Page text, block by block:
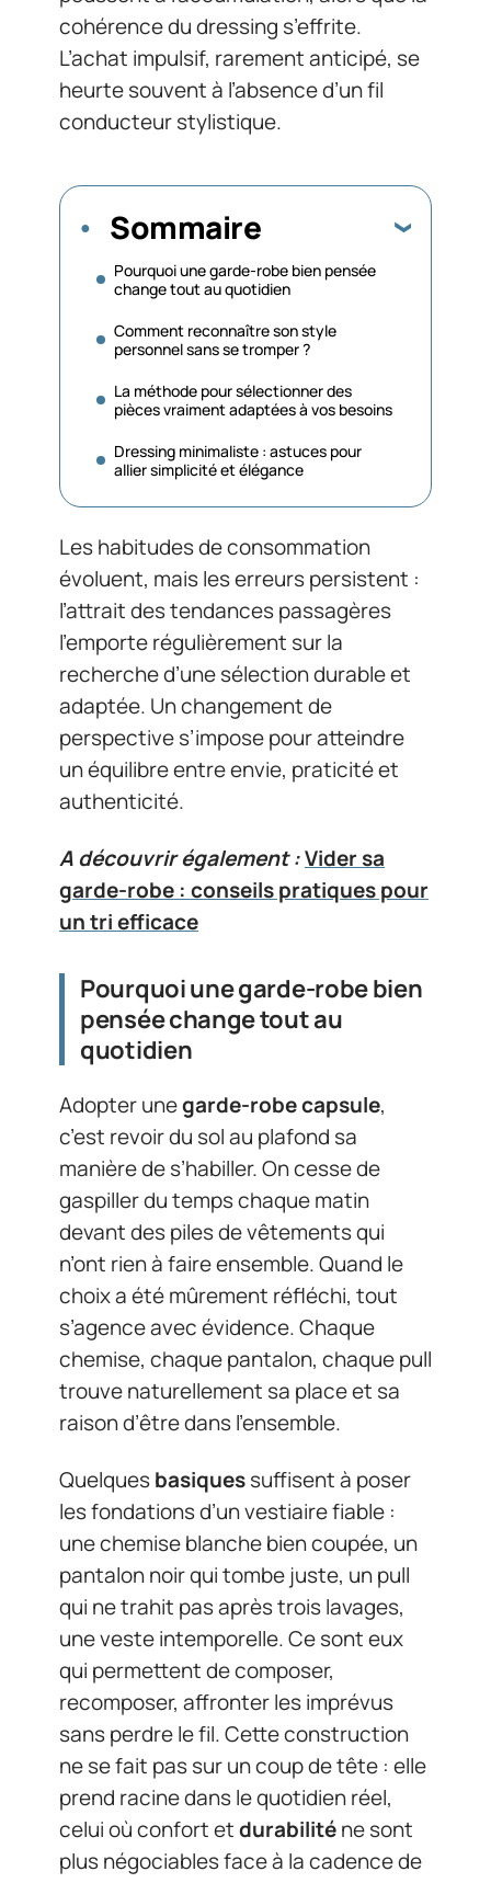
cohérence du dressing s’effrite.
L’achat impulsif, rarement anticipé, se
heurte souvent à l’absence d’un fil
conducteur stylistique.
Sommaire
Pourquoi une garde-robe bien pensée
change tout au quotidien
Comment reconnaître son style
personnel sans se tromper ?
La méthode pour sélectionner des
pièces vraiment adaptées à vos besoins
Dressing minimaliste : astuces pour
allier simplicité et élégance
Les habitudes de consommation
évoluent, mais les erreurs persistent :
l’attrait des tendances passagères
l’emporte régulièrement sur la
recherche d’une sélection durable et
adaptée. Un changement de
perspective s’impose pour atteindre
un équilibre entre envie, praticité et
authenticité.
A découvrir également :Vider sa
garde-robe : conseils pratiques pour
un tri efficace
Pourquoi une garde-robe bien
pensée change tout au
quotidien
Adopter unegarde-robe capsule,
c’est revoir du sol au plafond sa
manière de s’habiller. On cesse de
gaspiller du temps chaque matin
devant des piles de vêtements qui
n’ont rien à faire ensemble. Quand le
choix a été mûrement réfléchi, tout
s’agence avec évidence. Chaque
chemise, chaque pantalon, chaque pull
trouve naturellement sa place et sa
raison d’être dans l’ensemble.
Quelquesbasiquessuffisent à poser
les fondations d’un vestiaire fiable :
une chemise blanche bien coupée, un
pantalon noir qui tombe juste, un pull
qui ne trahit pas après trois lavages,
une veste intemporelle. Ce sont eux
qui permettent de composer,
recomposer, affronter les imprévus
sans perdre le fil. Cette construction
ne se fait pas sur un coup de tête : elle
prend racine dans le quotidien réel,
celui où confort etdurabiliténe sont
plus négociables face à la cadence de